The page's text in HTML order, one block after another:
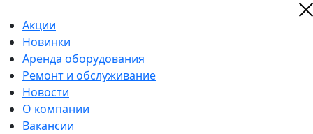
Акции
Новинки
Аренда оборудования
Ремонт и обслуживание
Новости
О компании
Вакансии